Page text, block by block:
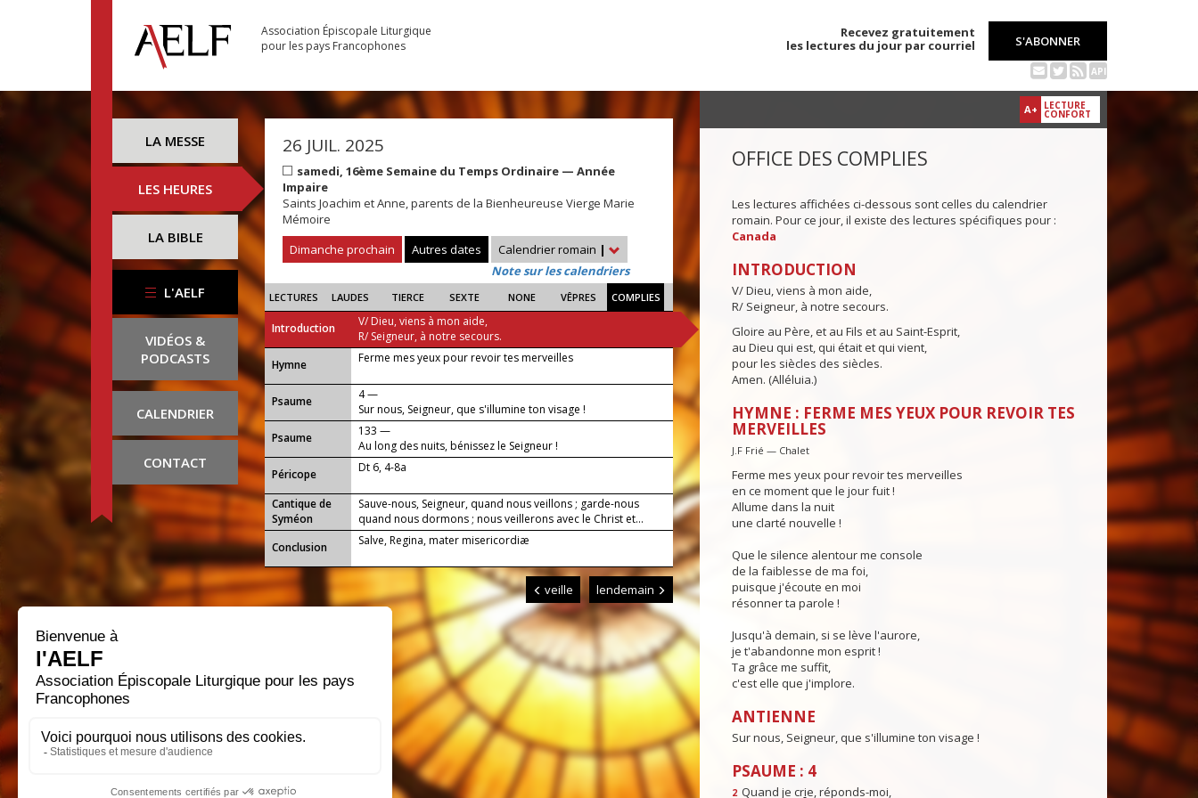
Association Épiscopale Liturgique
pour les pays Francophones
Recevez gratuitement
les lectures du jour par courriel
S'ABONNER
API
LA MESSE
LES HEURES
LA BIBLE
L'AELF
VIDÉOS &
PODCASTS
CALENDRIER
CONTACT
26 JUIL. 2025
samedi, 16ème Semaine du Temps Ordinaire — Année
Impaire
Saints Joachim et Anne, parents de la Bienheureuse Vierge Marie
Mémoire
Dimanche prochain
Autres dates Calendrier romain |
Note sur les calendriers
LECTURES LAUDES TIERCE SEXTE NONE VÊPRES COMPLIES
Introduction
V/ Dieu, viens à mon aide,
R/ Seigneur, à notre secours.
...
Hymne Ferme mes yeux pour revoir tes merveilles
Psaume
4 —
Sur nous, Seigneur, que s'illumine ton visage !
Psaume
133 —
Au long des nuits, bénissez le Seigneur !
Péricope
Dt 6, 4-8a
Cantique de
Syméon
Sauve-nous, Seigneur, quand nous veillons ; garde-nous
quand nous dormons ; nous veillerons avec le Christ et...
Conclusion
Salve, Regina, mater misericordiæ
veille lendemain
A+ LECTURE
CONFORT
OFFICE DES COMPLIES
Les lectures affichées ci-dessous sont celles du calendrier
romain. Pour ce jour, il existe des lectures spécifiques pour :
Canada
INTRODUCTION
V/ Dieu, viens à mon aide,
R/ Seigneur, à notre secours.
Gloire au Père, et au Fils et au Saint-Esprit,
au Dieu qui est, qui était et qui vient,
pour les siècles des siècles.
Amen. (Alléluia.)
HYMNE : FERME MES YEUX POUR REVOIR TES
MERVEILLES
J.F Frié — Chalet
Ferme mes yeux pour revoir tes merveilles
en ce moment que le jour fuit !
Allume dans la nuit
une clarté nouvelle !
Que le silence alentour me console
de la faiblesse de ma foi,
puisque j'écoute en moi
résonner ta parole !
Jusqu'à demain, si se lève l'aurore,
je t'abandonne mon esprit !
Ta grâce me suffit,
c'est elle que j'implore.
ANTIENNE
Sur nous, Seigneur, que s'illumine ton visage !
PSAUME : 4
2 Quand je crie, réponds-moi,